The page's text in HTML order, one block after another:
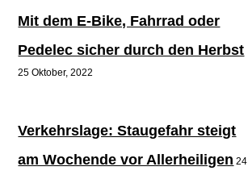
Mit dem E-Bike, Fahrrad oder
Pedelec sicher durch den Herbst
25 Oktober, 2022
Verkehrslage: Staugefahr steigt
am Wochende vor Allerheiligen 24